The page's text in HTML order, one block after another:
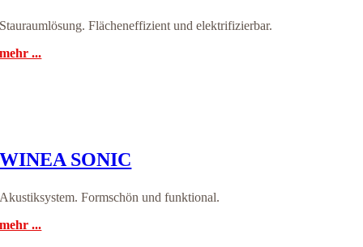
Stauraumlösung. Flächeneffizient und elektrifizierbar.
mehr ...
WINEA SONIC
Akustiksystem. Formschön und funktional.
mehr ...